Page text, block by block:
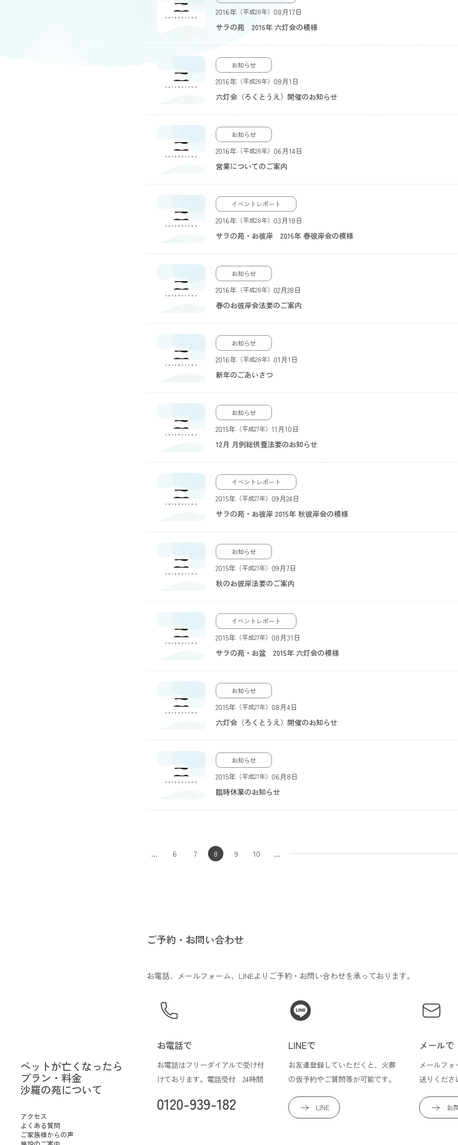
ペットが亡くなったら
プラン・料金
沙羅の苑について
アクセス
よくある質問
ご家族様からの声
2016年 （平成28年） 08月17日
サラの苑 2016年 六灯会の模様
画像なし
お知らせ
2016年 （平成28年） 08月1日
六灯会（ろくとうえ）開催のお知らせ
画像なし
お知らせ
2016年 （平成28年） 06月14日
営業についてのご案内
画像なし
イベントレポート
2016年 （平成28年） 03月18日
サラの苑・お彼岸 2016年 春彼岸会の模様
画像なし
お知らせ
2016年 （平成28年） 02月28日
春のお彼岸会法要のご案内
画像なし
お知らせ
2016年 （平成28年） 01月1日
新年のごあいさつ
画像なし
お知らせ
2015年 （平成27年）11月10日
12月 月例総供養法要のお知らせ
画像なし
イベントレポート
2015年 （平成27年） 09月24日
サラの苑・お彼岸 2015年 秋彼岸会の模様
画像なし
お知らせ
2015年 （平成27年） 09月7日
秋のお彼岸法要のご案内
画像なし
イベントレポート
2015年 （平成27年） 08月31日
サラの苑・お盆 2015年 六灯会の模様
画像なし
お知らせ
2015年 （平成27年） 08月4日
六灯会（ろくとうえ）開催のお知らせ
画像なし
お知らせ
2015年 （平成27年） 06月8日
臨時休業のお知らせ
... 6 7 8 9 10 ...
ご予約・お問い合わせ
お電話、メールフォーム、LINEよりご予約・お問い合わせを承っております。
お電話で
お電話はフリーダイアルで受け付
けております。 電話受付 24時間
0120-939-182
LINEで
お友達登録していただくと、火葬
の仮予約やご質問等が可能です。
LINE
メールで
メールフ
送りくださ
お